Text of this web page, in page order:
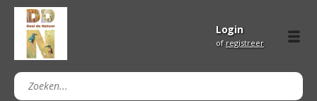
Login
of registreer